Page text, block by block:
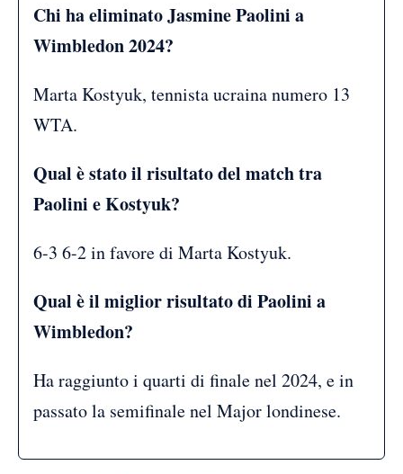
Chi ha eliminato Jasmine Paolini a
Wimbledon 2024?
Marta Kostyuk, tennista ucraina numero 13
WTA.
Qual è stato il risultato del match tra
Paolini e Kostyuk?
6-3 6-2 in favore di Marta Kostyuk.
Qual è il miglior risultato di Paolini a
Wimbledon?
Ha raggiunto i quarti di finale nel 2024, e in
passato la semifinale nel Major londinese.